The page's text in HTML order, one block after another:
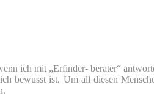
ich mit „Erfinder- berater“
bewusst ist. Um all diesen